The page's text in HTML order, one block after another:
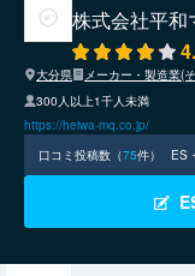
株式会社平和
大分県
メーカー・製造業(
300人以上1千人未満
https://heiwa-mq.co.jp/
口コミ投稿数（75件） ES